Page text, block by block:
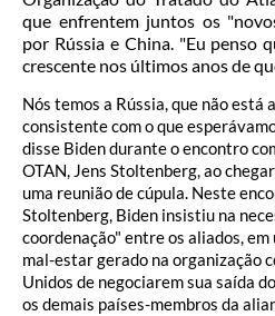
que enfrentem juntos os
por Rússia e China. "Eu penso
crescente nos últimos anos de
Nós temos a Rússia, que não está
consistente com o que
disse Biden durante o encontro
OTAN, Jens Stoltenberg, ao
uma reunião de cúpula. Neste
Stoltenberg, Biden insistiu na
coordenação" entre os aliados,
mal-estar gerado na organização
Unidos de negociarem sua saída
os demais países-membros da